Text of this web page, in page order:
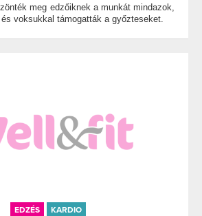
meg edzőiknek a munkát mindazok,
voksukkal támogatták a győzteseket.
EDZÉS KARDIO